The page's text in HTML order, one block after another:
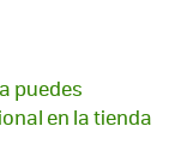
puedes
en la tienda